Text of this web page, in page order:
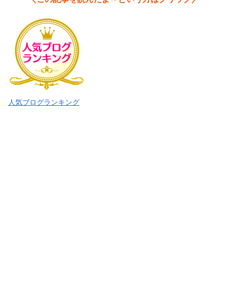
人気ブログランキング